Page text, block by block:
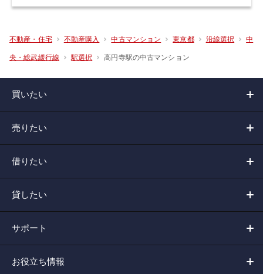
不動産・住宅 不動産購入 中古マンション 東京都 沿線選択 中
央・総武緩行線 駅選択 高円寺駅の中古マンション
買いたい
売りたい
借りたい
貸したい
サポート
お役立ち情報